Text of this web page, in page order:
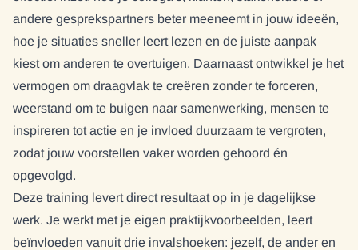
andere gesprekspartners beter meeneemt in jouw ideeën,
hoe je situaties sneller leert lezen en de juiste aanpak
kiest om anderen te overtuigen. Daarnaast ontwikkel je het
vermogen om draagvlak te creëren zonder te forceren,
weerstand om te buigen naar samenwerking, mensen te
inspireren tot actie en je invloed duurzaam te vergroten,
zodat jouw voorstellen vaker worden gehoord én
opgevolgd.
Deze training levert direct resultaat op in je dagelijkse
werk. Je werkt met je eigen praktijkvoorbeelden, leert
beïnvloeden vanuit drie invalshoeken: jezelf, de ander en